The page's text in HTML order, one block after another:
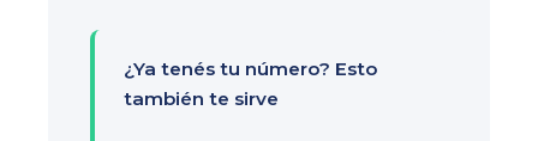
¿Ya tenés tu número? Esto
también te sirve